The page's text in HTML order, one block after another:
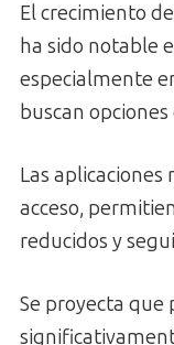
El crecimiento
ha sido notable
especialmente
buscan
Las
acceso,
reducidos y
Se proyecta que